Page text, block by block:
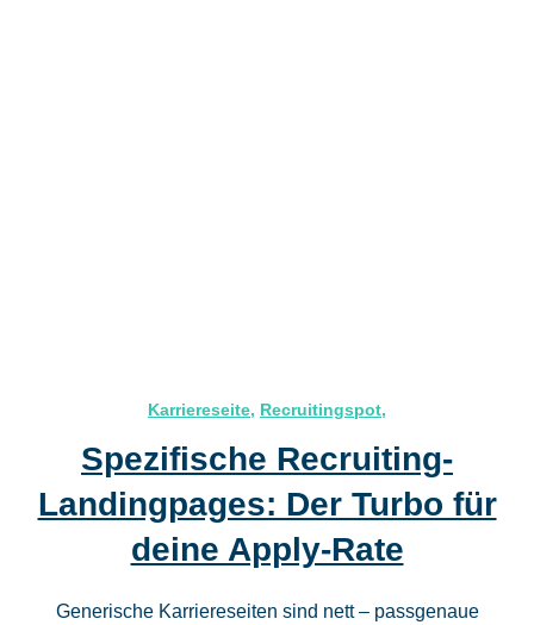
Karriereseite, Recruitingspot,
Spezifische Recruiting-
Landingpages: Der Turbo für
deine Apply-Rate
Generische Karriereseiten sind nett – passgenaue